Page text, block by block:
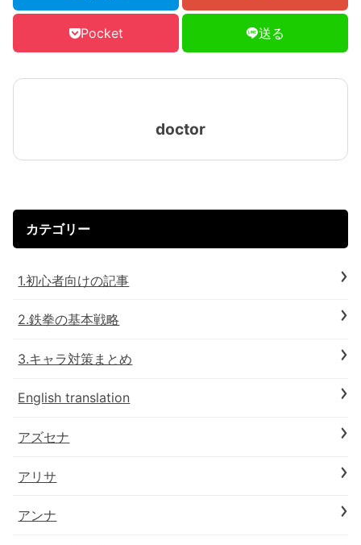
Pocket 送る
doctor
カテゴリー
1.初心者向けの記事
2.鉄拳の基本戦略
3.キャラ対策まとめ
English translation
アズセナ
アリサ
アンナ